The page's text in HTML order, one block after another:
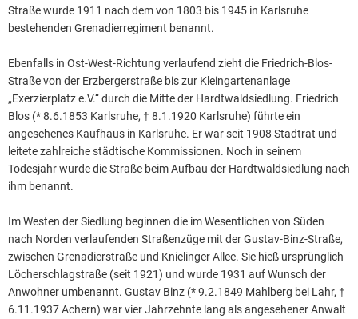
Straße wurde 1911 nach dem von 1803 bis 1945 in Karlsruhe
bestehenden Grenadierregiment benannt.
Ebenfalls in Ost-West-Richtung verlaufend zieht die Friedrich-Blos-
Straße von der Erzbergerstraße bis zur Kleingartenanlage
„Exerzierplatz e.V.“ durch die Mitte der Hardtwaldsiedlung. Friedrich
Blos (* 8.6.1853 Karlsruhe, † 8.1.1920 Karlsruhe) führte ein
angesehenes Kaufhaus in Karlsruhe. Er war seit 1908 Stadtrat und
leitete zahlreiche städtische Kommissionen. Noch in seinem
Todesjahr wurde die Straße beim Aufbau der Hardtwaldsiedlung nach
ihm benannt.
Im Westen der Siedlung beginnen die im Wesentlichen von Süden
nach Norden verlaufenden Straßenzüge mit der Gustav-Binz-Straße,
zwischen Grenadierstraße und Knielinger Allee. Sie hieß ursprünglich
Löcherschlagstraße (seit 1921) und wurde 1931 auf Wunsch der
Anwohner umbenannt. Gustav Binz (* 9.2.1849 Mahlberg bei Lahr, †
6.11.1937 Achern) war vier Jahrzehnte lang als angesehener Anwalt